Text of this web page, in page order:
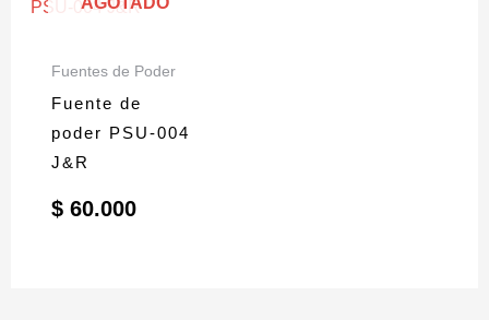
Fuentes de Poder
Fuente de
poder PSU-004
J&R
$ 60.000